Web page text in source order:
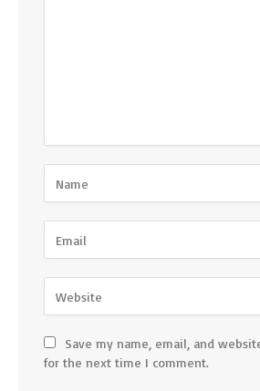
Save my name, email, and
for the next time I comment.